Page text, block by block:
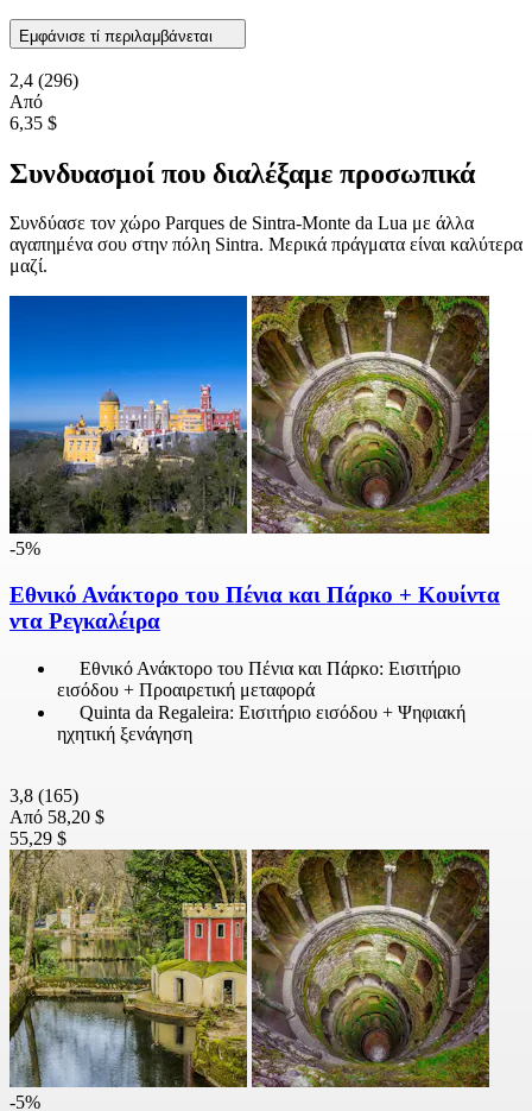
Εμφάνισε τί περιλαμβάνεται
2,4 (296)
Από
6,35 $
Συνδυασμοί που διαλέξαμε προσωπικά
Συνδύασε τον χώρο Parques de Sintra-Monte da Lua με άλλα
αγαπημένα σου στην πόλη Sintra. Μερικά πράγματα είναι καλύτερα
μαζί.
-5%
Εθνικό Ανάκτορο του Πένια και Πάρκο + Κουίντα
ντα Ρεγκαλέιρα
Εθνικό Ανάκτορο του Πένια και Πάρκο: Εισιτήριο
εισόδου + Προαιρετική μεταφορά
Quinta da Regaleira: Εισιτήριο εισόδου + Ψηφιακή
ηχητική ξενάγηση
3,8 (165)
Από 58,20 $
55,29 $
-5%